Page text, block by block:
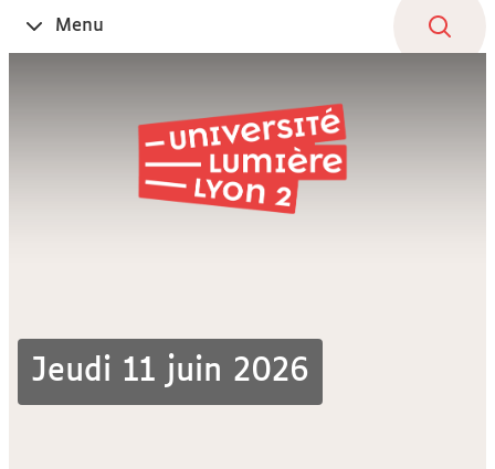
Ouvrir
le
Menu
Jeudi 11 juin 2026